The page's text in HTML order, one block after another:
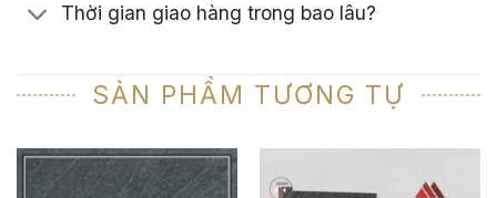
Thời gian giao hàng trong bao lâu?
SẢN PHẨM TƯƠNG TỰ